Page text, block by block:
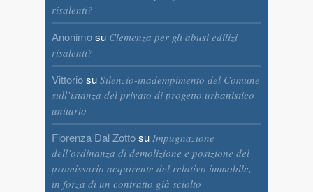
risalenti?
Anonimosu Clemenza per gli abusi edilizi
risalenti?
Vittoriosu Silenzio-inadempimento del Comune
sull’istanza del privato di progetto urbanistico
unitario
Fiorenza Dal Zottosu Impugnazione
dell’ordinanza di demolizione e posizione del
promissario acquirente del relativo immobile,
in forza di un contratto già sciolto